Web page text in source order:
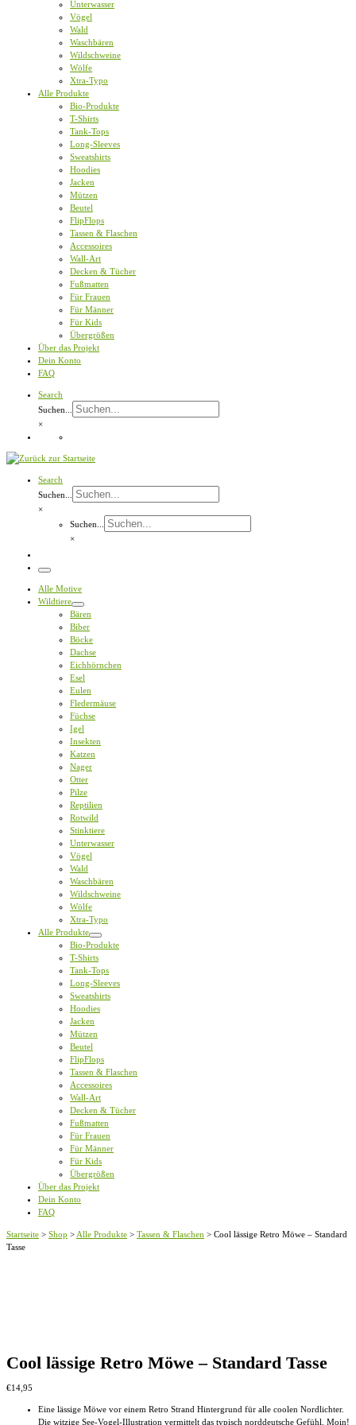
Unterwasser
Vögel
Wald
Waschbären
Wildschweine
Wölfe
Xtra-Typo
Alle Produkte
Bio-Produkte
T-Shirts
Tank-Tops
Long-Sleeves
Sweatshirts
Hoodies
Jacken
Mützen
Beutel
FlipFlops
Tassen & Flaschen
Accessoires
Wall-Art
Decken & Tücher
Fußmatten
Für Frauen
Für Männer
Für Kids
Übergrößen
Über das Projekt
Dein Konto
FAQ
Search
Suchen...
×
Search
Suchen...
×
Suchen...
×
Menü
Alle Motive
Wildtiere
Bären
Biber
Böcke
Dachse
Eichhörnchen
Esel
Eulen
Fledermäuse
Füchse
Igel
Insekten
Katzen
Nager
Otter
Pilze
Reptilien
Rotwild
Stinktiere
Unterwasser
Vögel
Wald
Waschbären
Wildschweine
Wölfe
Xtra-Typo
Alle Produkte
Bio-Produkte
T-Shirts
Tank-Tops
Long-Sleeves
Sweatshirts
Hoodies
Jacken
Mützen
Beutel
FlipFlops
Tassen & Flaschen
Accessoires
Wall-Art
Decken & Tücher
Fußmatten
Für Frauen
Für Männer
Für Kids
Übergrößen
Über das Projekt
Dein Konto
FAQ
Startseite > Shop > Alle Produkte > Tassen & Flaschen > Cool lässige Retro Möwe – Standard
Tasse
Cool lässige Retro Möwe – Standard Tasse
€14,95
Eine lässige Möwe vor einem Retro Strand Hintergrund für alle coolen Nordlichter.
Die witzige See-Vogel-Illustration vermittelt das typisch norddeutsche Gefühl. Moin!